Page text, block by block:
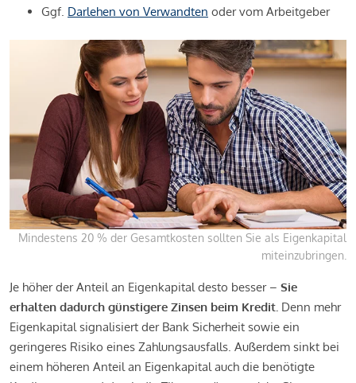
Ggf. Darlehen von Verwandten oder vom Arbeitgeber
Mindestens 20 % der Gesamtkosten sollten Sie als Eigenkapital
miteinzubringen.
Je höher der Anteil an Eigenkapital desto besser – Sie
erhalten dadurch günstigere Zinsen beim Kredit. Denn mehr
Eigenkapital signalisiert der Bank Sicherheit sowie ein
geringeres Risiko eines Zahlungsausfalls. Außerdem sinkt bei
einem höheren Anteil an Eigenkapital auch die benötigte